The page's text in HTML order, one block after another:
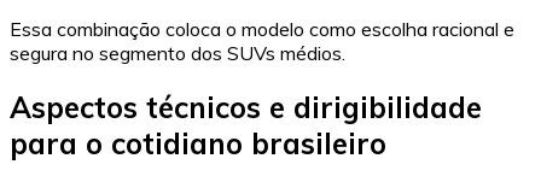
Essa combinação coloca o modelo como escolha racional e
segura no segmento dos SUVs médios.
Aspectos técnicos e dirigibilidade
para o cotidiano brasileiro